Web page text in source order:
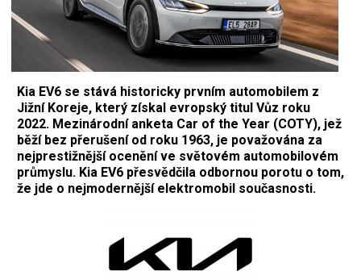
Kia EV6 se stává historicky prvním automobilem z
Jižní Koreje, který získal evropský titul Vůz roku
2022. Mezinárodní anketa Car of the Year (COTY), jež
běží bez přerušení od roku 1963, je považována za
nejprestižnější ocenění ve světovém automobilovém
průmyslu. Kia EV6 přesvědčila odbornou porotu o tom,
že jde o nejmodernější elektromobil současnosti.